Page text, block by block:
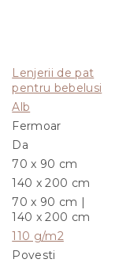
Lenjerii de pat
pentru bebelusi
Alb
Fermoar
Da
70 x 90 cm
140 x 200 cm
70 x 90 cm |
140 x 200 cm
110 g/m2
Povesti